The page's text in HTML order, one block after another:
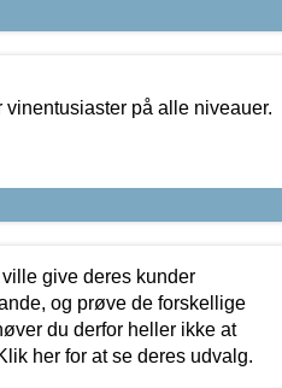
på alle niveauer.
give deres kunder
og prøve de forskellige
du derfor heller ikke at
her for at se deres udvalg.